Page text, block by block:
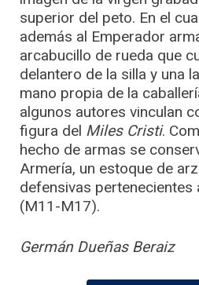
superior del peto. En el
además al Emperador
arcabucillo de rueda que
delantero de la silla y una
mano propia de la
algunos autores vinculan
figura del Miles Cristi.
hecho de armas se
Armería, un estoque de
defensivas pertenecientes
(M11-M17).
Germán Dueñas Beraiz